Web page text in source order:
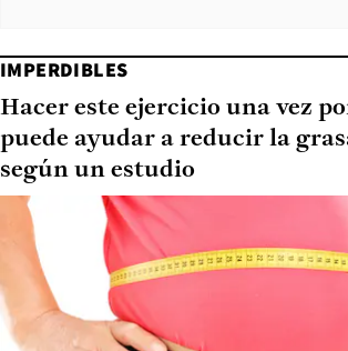
IMPERDIBLES
Hacer este ejercicio una vez
puede ayudar a reducir la
según un estudio